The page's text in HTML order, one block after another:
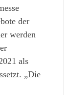
der
werden
als
„Die